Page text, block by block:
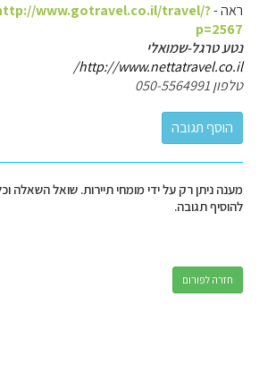
ראה -www.gotravel.co.il/travel/?
p=2567
נטע טרגל-שמואלי
http://www.nettatravel.co.il/
טלפון 050-5564991
מענה ניתן רק על ידי מומחי תיירות. שואל השאלה
להוסיף תגובה.
חזרה לפורום